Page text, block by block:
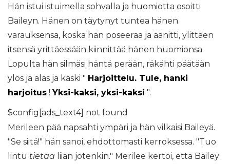
Hän istui istuimella sohvalla ja huomiotta osoitti
Baileyn. Hänen on täytynyt tuntea hänen
varauksensa, koska hän poseeraa ja äänitti, ylittäen
itsensä yrittäessään kiinnittää hänen huomionsa.
Lopulta hän silmäsi häntä perään, räkähti päätään
ylös ja alas ja käski " Harjoittelu. Tule, hanki
harjoitus !Yksi-kaksi, yksi-kaksi ".
$config[ads_text4] not found
Merileen pää napsahti ympäri ja hän vilkaisi Baileyä.
"Se siitä!" hän sanoi, ehdottomasti kerroksessa. "Tuo
lintu tietää liian jotenkin." Merilee kertoi, että Bailey